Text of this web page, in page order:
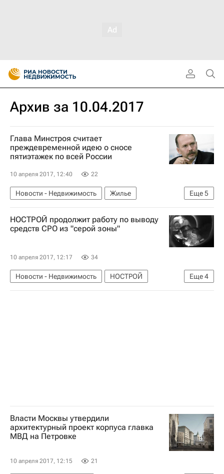
Архив за 10.04.2017
Глава Минстроя считает
преждевременной идею о сносе
пятиэтажек по всей России
10 апреля 2017, 12:40 22
Еще5
Новости - Недвижимость
Жилье
Пятиэтажки
Снос
Михаил Мень
Расселение пятиэтажек в Москве
Россия
НОСТРОЙ продолжит работу по выводу
средств СРО из "серой зоны"
10 апреля 2017, 12:17 34
Еще4
Новости - Недвижимость
НОСТРОЙ
Строительство
СРО
Власти Москвы утвердили
архитектурный проект корпуса главка
МВД на Петровке
10 апреля 2017, 12:15 21